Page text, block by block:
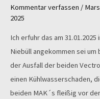
Kommentar verfassen /
2025
Ich erfuhr das am
Niebüll angekommen sei um
der Ausfall der beiden
einen Kühlwasserschaden,
beiden MAK´s fleißig vor